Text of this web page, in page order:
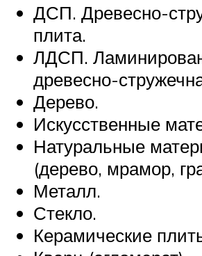
ДСП. Древесно-
плита.
ЛДСП.
древесно-
Дерево.
Искусственные
Натуральные
(дерево, мрамор,
Металл.
Стекло.
Керамические